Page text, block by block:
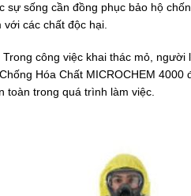
sự sống cần đồng phục bảo hộ
các chất độc hại.
công việc khai thác mỏ,
Hóa Chất MICROCHEM
toàn trong quá trình làm việc.